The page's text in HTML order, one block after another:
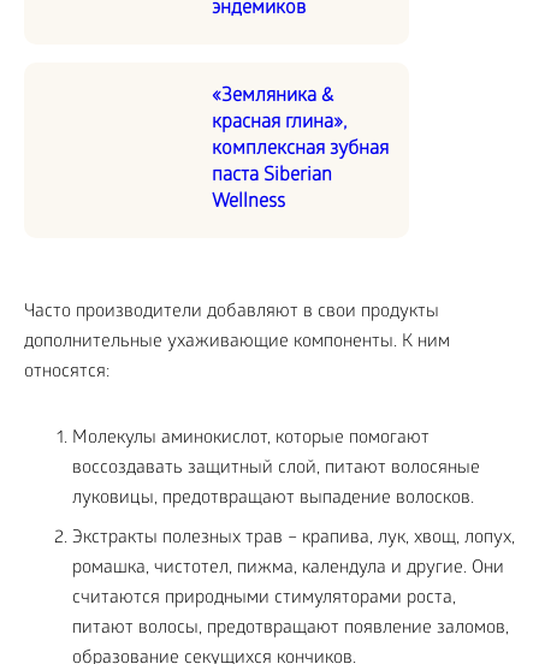
эндемиков
«Земляника &
красная глина»,
комплексная зубная
паста Siberian
Wellness
Часто производители добавляют в свои продукты
дополнительные ухаживающие компоненты. К ним
относятся:
Молекулы аминокислот, которые помогают
воссоздавать защитный слой, питают волосяные
луковицы, предотвращают выпадение волосков.
Экстракты полезных трав – крапива, лук, хвощ, лопух,
ромашка, чистотел, пижма, календула и другие. Они
считаются природными стимуляторами роста,
питают волосы, предотвращают появление заломов,
образование секущихся кончиков.